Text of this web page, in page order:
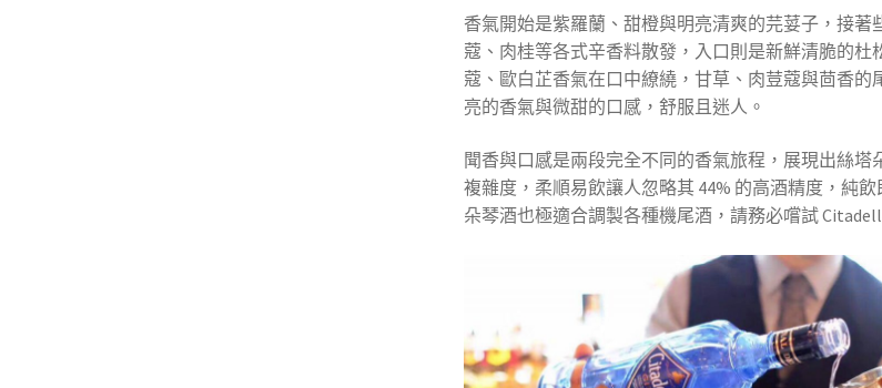
香氣開始是紫羅蘭、甜橙與明亮清爽的芫荽子，接著
蔻、肉桂等各式辛香料散發，入口則是新鮮清脆的杜
蔻、歐白芷香氣在口中繚繞，甘草、肉荳蔻與茴香的
亮的香氣與微甜的口感，舒服且迷人。
聞香與口感是兩段完全不同的香氣旅程，展現出絲塔
複雜度，柔順易飲讓人忽略其 44% 的高酒精度，純
朵琴酒也極適合調製各種機尾酒，請務必嚐試